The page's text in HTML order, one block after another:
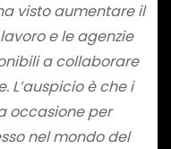
visto aumentare il
e le agenzie
a collaborare
L’auspicio è che i
occasione per
nel mondo del